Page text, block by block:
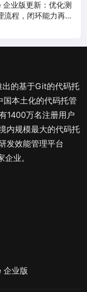
企业版更新：优化测
流程，闭环能力再提
的基于Git的代码托
本土化的代码托管
1400万名注册用户
内规模最大的代码托
发效能管理平台
业。
企业版